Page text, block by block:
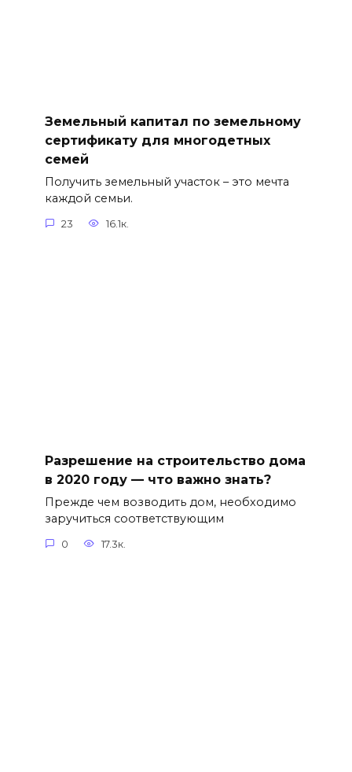
Земельный капитал по земельному
сертификату для многодетных
семей
Получить земельный участок – это мечта
каждой семьи.
23 16.1к.
Разрешение на строительство дома
в 2020 году — что важно знать?
Прежде чем возводить дом, необходимо
заручиться соответствующим
0 17.3к.